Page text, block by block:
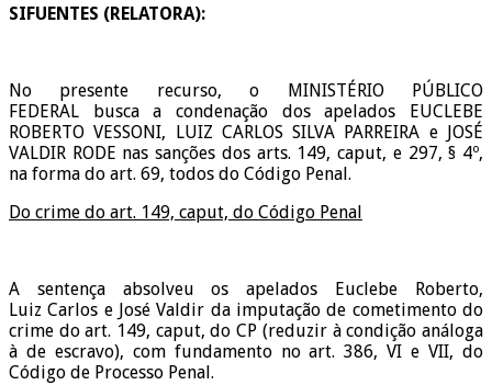
SIFUENTES (RELATORA):
No presente recurso, o MINISTÉRIO PÚBLICO
FEDERAL busca a condenação dos apelados EUCLEBE
ROBERTO VESSONI, LUIZ CARLOS SILVA PARREIRA e JOSÉ
VALDIR RODE nas sanções dos arts. 149, caput, e 297, § 4º,
na forma do art. 69, todos do Código Penal.
Do crime do art. 149, caput, do Código Penal
A sentença absolveu os apelados Euclebe Roberto,
Luiz Carlos e José Valdir da imputação de cometimento do
crime do art. 149, caput, do CP (reduzir à condição análoga
à de escravo), com fundamento no art. 386, VI e VII, do
Código de Processo Penal.